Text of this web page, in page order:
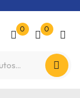
0 0